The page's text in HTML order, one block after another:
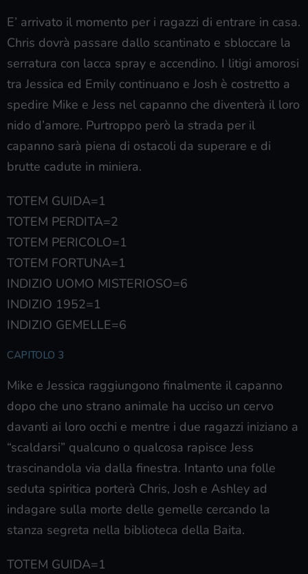
E’ arrivato il momento per i ragazzi di entrare in casa.
Chris dovrà passare dallo scantinato e sbloccare la
serratura con lacca spray e accendino. I litigi amorosi
tra Jessica ed Emily continuano e Josh è costretto a
spedire Mike e Jess nel capanno che diventerà il loro
nido d’amore. Purtroppo però la strada per il
capanno sarà piena di ostacoli da superare e di
brutte cadute in miniera.
TOTEM GUIDA=1
TOTEM PERDITA=2
TOTEM PERICOLO=1
TOTEM FORTUNA=1
INDIZIO UOMO MISTERIOSO=6
INDIZIO 1952=1
INDIZIO GEMELLE=6
CAPITOLO 3
Mike e Jessica raggiungono finalmente il capanno
dopo che uno strano animale ha ucciso un cervo
davanti ai loro occhi e mentre i due ragazzi iniziano a
“scaldarsi” qualcuno o qualcosa rapisce Jess
trascinandola via dalla finestra. Intanto una folle
seduta spiritica porterà Chris, Josh e Ashley ad
indagare sulla morte delle gemelle cercando la
stanza segreta nella biblioteca della Baita.
TOTEM GUIDA=1